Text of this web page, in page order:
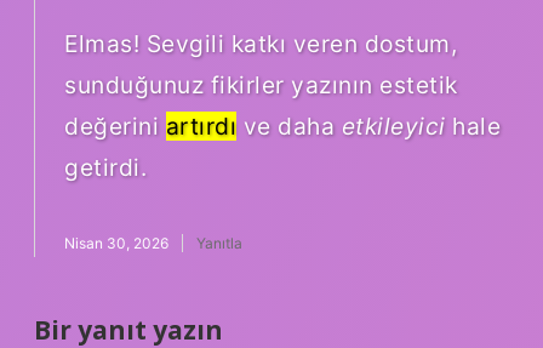
Elmas! Sevgili katkı veren dostum,
sunduğunuz fikirler yazının estetik
değerini artırdı ve daha etkileyici hale
getirdi.
Nisan 30, 2026 Yanıtla
Bir yanıt yazın